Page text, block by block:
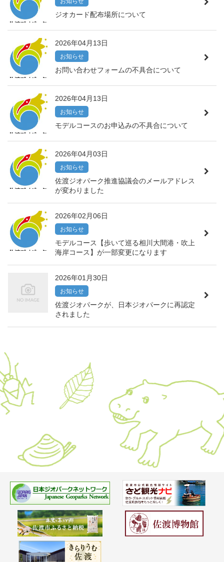
ジオカード配布場所について
2026年04月13日
お知らせ
お問い合わせフォームの不具合について
2026年04月13日
お知らせ
モデルコースのお申込みの不具合について
2026年04月03日
お知らせ
佐渡ジオパーク推進協議会のメールアドレス
が変わりました
2026年02月06日
お知らせ
モデルコース【歩いて巡る相川大間港・吹上
海岸コース】が一部変更になります
2026年01月30日
お知らせ
佐渡ジオパークが、日本ジオパークに再認定
されました